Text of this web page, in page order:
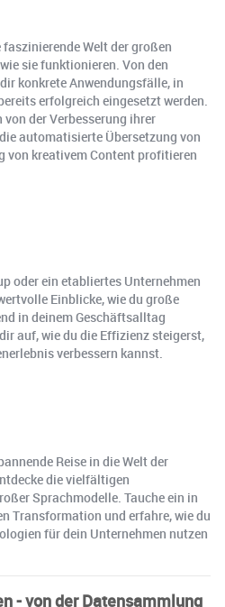
Welt der großen
sie funktionieren. Von den
konkrete Anwendungsfälle, in
erfolgreich eingesetzt werden.
der Verbesserung ihrer
automatisierte Übersetzung von
von kreativem Content profitieren
oder ein etabliertes Unternehmen
Einblicke, wie du große
in deinem Geschäftsalltag
auf, wie du die Effizienz steigerst,
verbessern kannst.
Reise in die Welt der
die vielfältigen
Sprachmodelle. Tauche ein in
Transformation und erfahre, wie du
für dein Unternehmen nutzen
- von der Datensammlung